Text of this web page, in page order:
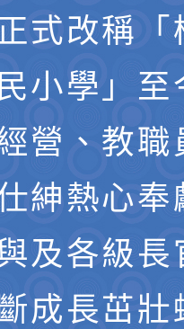
式改稱「
小學」
營、教職
紳熱心奉
及各級長
成長茁壯